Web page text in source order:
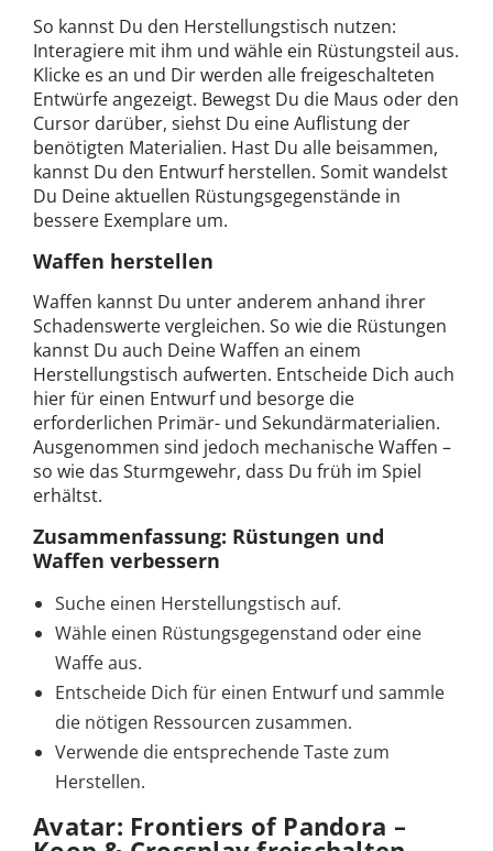
So kannst Du den Herstellungstisch nutzen:
Interagiere mit ihm und wähle ein Rüstungsteil aus.
Klicke es an und Dir werden alle freigeschalteten
Entwürfe angezeigt. Bewegst Du die Maus oder den
Cursor darüber, siehst Du eine Auflistung der
benötigten Materialien. Hast Du alle beisammen,
kannst Du den Entwurf herstellen. Somit wandelst
Du Deine aktuellen Rüstungsgegenstände in
bessere Exemplare um.
Waffen herstellen
Waffen kannst Du unter anderem anhand ihrer
Schadenswerte vergleichen. So wie die Rüstungen
kannst Du auch Deine Waffen an einem
Herstellungstisch aufwerten. Entscheide Dich auch
hier für einen Entwurf und besorge die
erforderlichen Primär- und Sekundärmaterialien.
Ausgenommen sind jedoch mechanische Waffen –
so wie das Sturmgewehr, dass Du früh im Spiel
erhältst.
Zusammenfassung: Rüstungen und
Waffen verbessern
Suche einen Herstellungstisch auf.
Wähle einen Rüstungsgegenstand oder eine
Waffe aus.
Entscheide Dich für einen Entwurf und sammle
die nötigen Ressourcen zusammen.
Verwende die entsprechende Taste zum
Herstellen.
Avatar: Frontiers of Pandora –